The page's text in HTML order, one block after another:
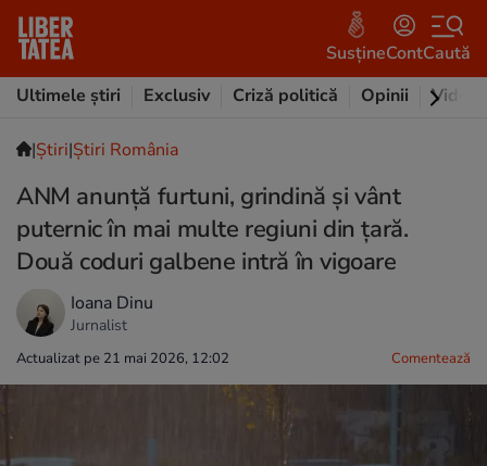
SusțineContCaută
Ultimele știri
Exclusiv Criză politică Opinii Video
|Ştiri|Știri România
ANM anunță furtuni, grindină și vânt
puternic în mai multe regiuni din țară.
Două coduri galbene intră în vigoare
Ioana Dinu
Jurnalist
Actualizat pe 21 mai 2026, 12:02 Comentează